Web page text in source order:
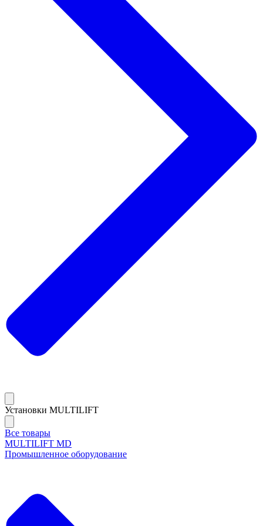
Установки MULTILIFT
Все товары
MULTILIFT MD
Промышленное оборудование